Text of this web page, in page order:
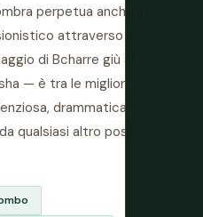
perpetua anche in
attraverso il
di Bcharre giù al
— è tra le migliori
drammatica e
qualsiasi altro posto